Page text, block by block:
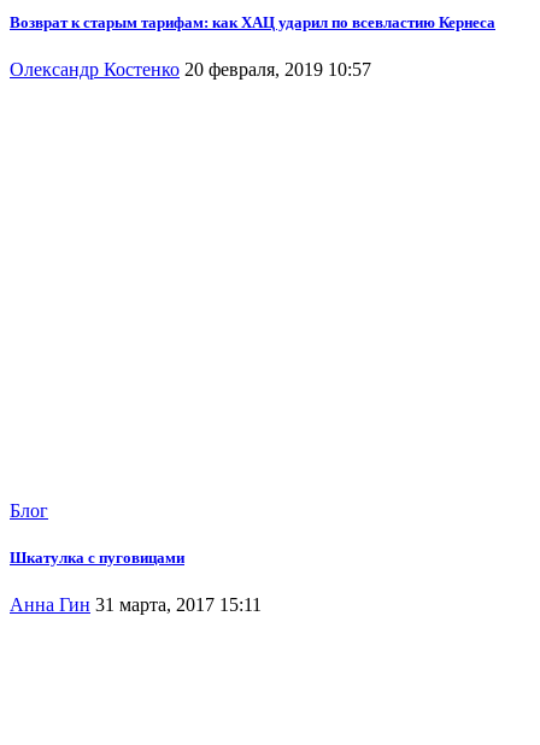
Возврат к старым тарифам: как ХАЦ ударил по всевластию Кернеса
Олександр Костенко 20 февраля, 2019 10:57
Блог
Шкатулка с пуговицами
Анна Гин 31 марта, 2017 15:11